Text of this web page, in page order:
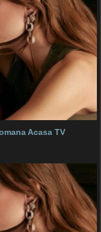
Acasa TV